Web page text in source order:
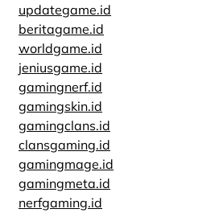
updategame.id
beritagame.id
worldgame.id
jeniusgame.id
gamingnerf.id
gamingskin.id
gamingclans.id
clansgaming.id
gamingmage.id
gamingmeta.id
nerfgaming.id